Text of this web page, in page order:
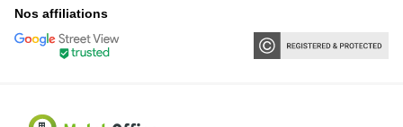
Nos affiliations